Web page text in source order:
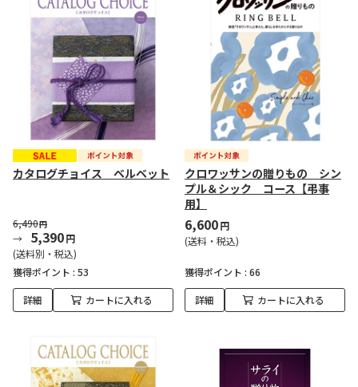
カタログチョイス ベルベット
6,490円
5,390円
(送料別・税込)
獲得ポイント : 53
詳細 カートに入れる
クロワッサンの贈りもの シン
プル＆シック コース【弔事
用】
6,600円
(送料・税込)
獲得ポイント : 66
詳細 カートに入れる